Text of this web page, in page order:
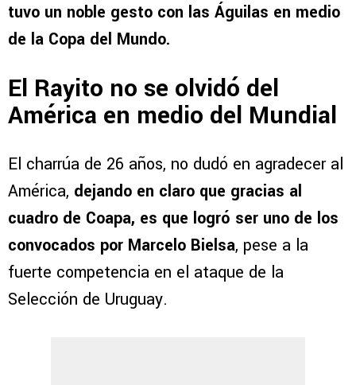
tuvo un noble gesto con las Águilas en medio
de la Copa del Mundo.
El Rayito no se olvidó del
América en medio del Mundial
El charrúa de 26 años, no dudó en agradecer al
América, dejando en claro que gracias al
cuadro de Coapa, es que logró ser uno de los
convocados por Marcelo Bielsa, pese a la
fuerte competencia en el ataque de la
Selección de Uruguay.